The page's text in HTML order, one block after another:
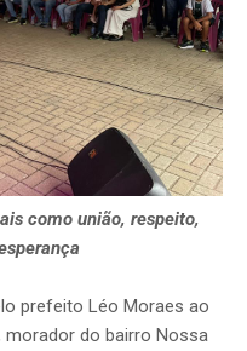
como união, respeito,
prefeito Léo Moraes ao
morador do bairro Nossa